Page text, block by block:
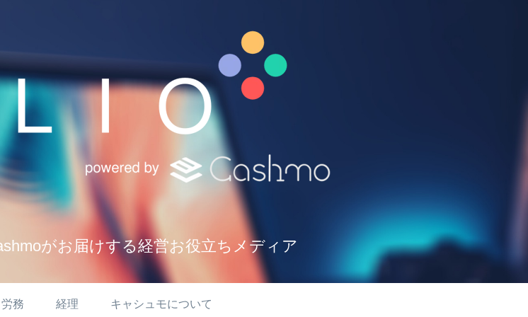
がお届けする経営お役立ちメディア
労務 経理 キャシュモについて